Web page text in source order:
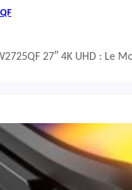
27″ 4K UHD : Le